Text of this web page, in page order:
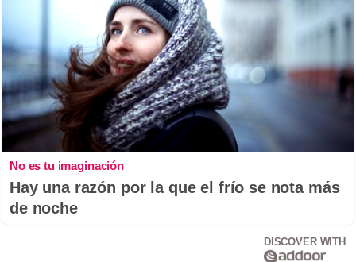
No es tu imaginación
Hay una razón por la que el frío se nota más
de noche
DISCOVER WITH